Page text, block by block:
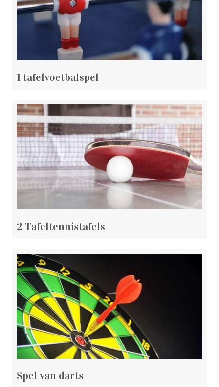
1 tafelvoetbalspel
2 Tafeltennistafels
Spel van darts